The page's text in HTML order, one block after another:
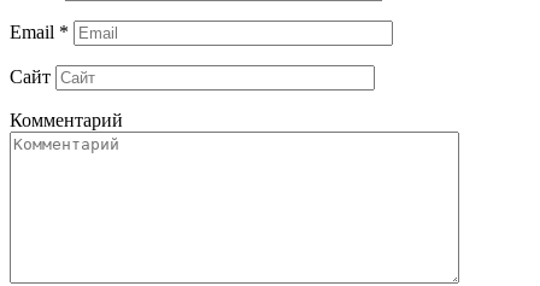
Email *
Сайт
Комментарий